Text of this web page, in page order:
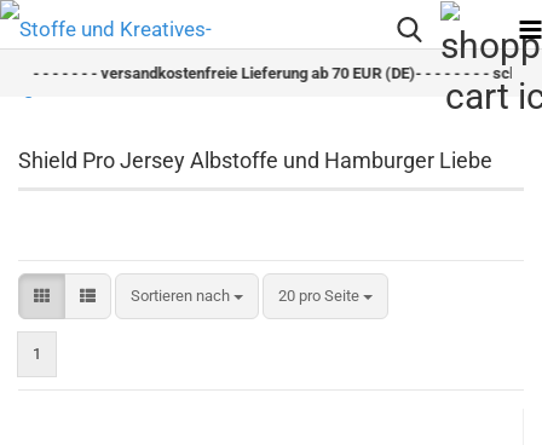
- - - - - versandkostenfreie Lieferung ab 70 EUR (DE)- - - - - - - - schneller
Shield Pro Jersey Albstoffe und Hamburger Liebe
Sortieren nach
Sortieren nach 20 pro Seite
pro Seite
1